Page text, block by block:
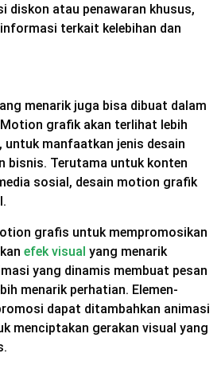
diskon atau penawaran khusus,
terkait kelebihan dan
menarik juga bisa dibuat dalam
grafik akan terlihat lebih
manfaatkan jenis desain
bisnis. Terutama untuk konten
sosial, desain motion grafik
grafis untuk mempromosikan
efek visual yang menarik
yang dinamis membuat pesan
menarik perhatian. Elemen-
dapat ditambahkan animasi
menciptakan gerakan visual yang